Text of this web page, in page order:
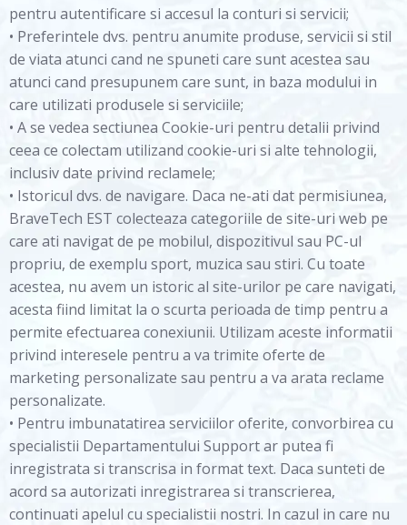
pentru autentificare si accesul la conturi si servicii;
• Preferintele dvs. pentru anumite produse, servicii si stil
de viata atunci cand ne spuneti care sunt acestea sau
atunci cand presupunem care sunt, in baza modului in
care utilizati produsele si serviciile;
• A se vedea sectiunea Cookie-uri pentru detalii privind
ceea ce colectam utilizand cookie-uri si alte tehnologii,
inclusiv date privind reclamele;
• Istoricul dvs. de navigare. Daca ne-ati dat permisiunea,
BraveTech EST colecteaza categoriile de site-uri web pe
care ati navigat de pe mobilul, dispozitivul sau PC-ul
propriu, de exemplu sport, muzica sau stiri. Cu toate
acestea, nu avem un istoric al site-urilor pe care navigati,
acesta fiind limitat la o scurta perioada de timp pentru a
permite efectuarea conexiunii. Utilizam aceste informatii
privind interesele pentru a va trimite oferte de
marketing personalizate sau pentru a va arata reclame
personalizate.
• Pentru imbunatatirea serviciilor oferite, convorbirea cu
specialistii Departamentului Support ar putea fi
inregistrata si transcrisa in format text. Daca sunteti de
acord sa autorizati inregistrarea si transcrierea,
continuati apelul cu specialistii nostri. In cazul in care nu